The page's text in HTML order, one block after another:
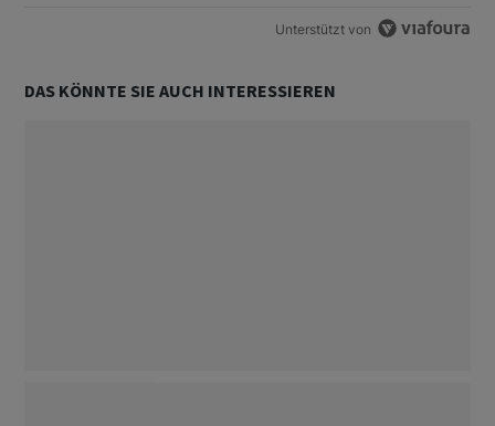
Unterstützt von
DAS KÖNNTE SIE AUCH INTERESSIEREN